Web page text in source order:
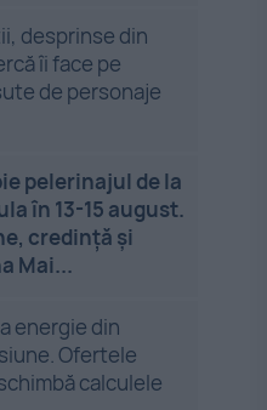
desprinse din
îi face pe
de personaje
pelerinajul de la
în 13-15 august.
credință și
Mai...
energie din
Ofertele
calculele